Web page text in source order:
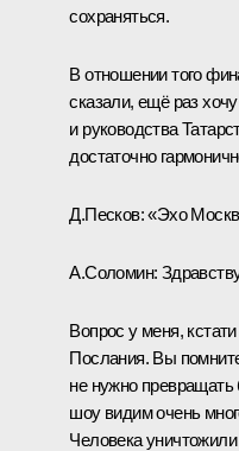
сохраняться.
В отношении того
сказали, ещё раз
и руководства
достаточно
Д.Песков:«Эхо
А.Соломин:
Вопрос у меня,
Послания. Вы
не нужно
шоу видим очень
Человека